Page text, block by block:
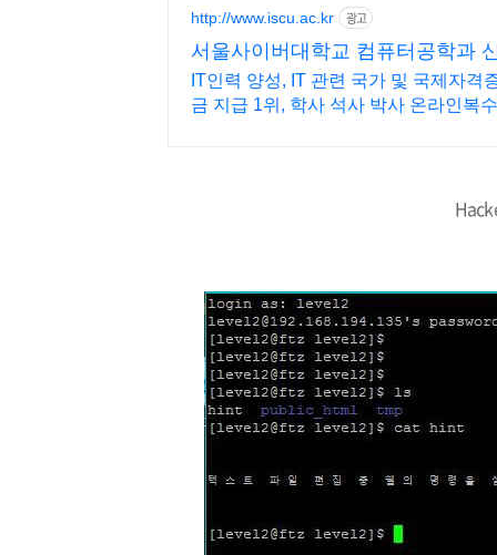
http://www.iscu.ac.kr 광고
서울사이버대학교 컴퓨터공학과
IT인력 양성, IT 관련 국가 및 국제자격
금 지급 1위, 학사 석사 박사 온라인복